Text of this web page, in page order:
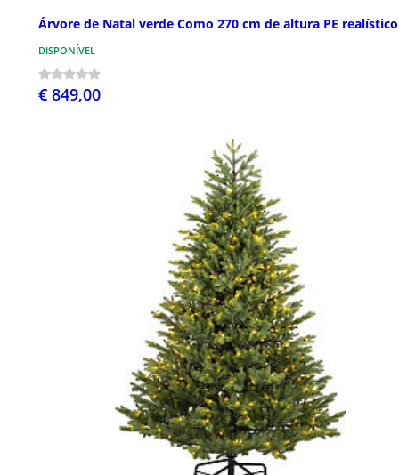
Árvore de Natal verde Como 270 cm de altura PE realístico
DISPONÍVEL
€ 849,00